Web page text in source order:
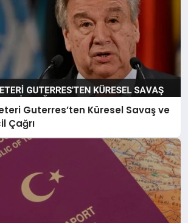
Guterres’ten Küresel Savaş ve
Çağrı